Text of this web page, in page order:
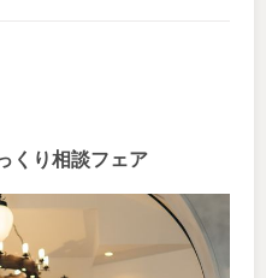
くり相談フェア